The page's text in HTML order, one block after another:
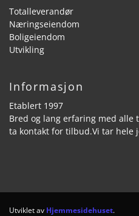
Totalleverandør
Næringseiendom
Boligeiendom
Utvikling
Informasjon
Etablert 1997
Bred og lang erfaring med
ta kontakt for tilbud.Vi tar hele
Utviklet av Hjemmesidehuset.